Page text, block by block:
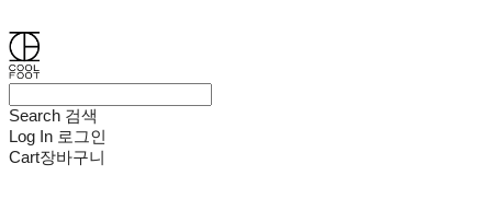
Search 검색
Log In 로그인
Cart장바구니